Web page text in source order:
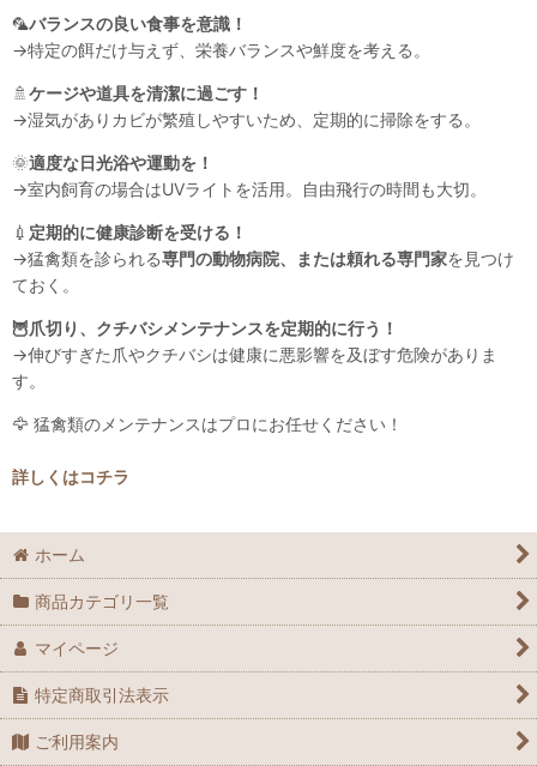
🦜バランスの良い食事を意識！
→特定の餌だけ与えず、栄養バランスや鮮度を考える。
🚿ケージや道具を清潔に過ごす！
→湿気がありカビが繁殖しやすいため、定期的に掃除をする。
🌞適度な日光浴や運動を！
→室内飼育の場合はUVライトを活用。自由飛行の時間も大切。
💉 定期的に健康診断を受ける！
→猛禽類を診られる専門の動物病院、または頼れる専門家を見つけ
ておく。
🦉爪切り、クチバシメンテナンスを定期的に行う！
→伸びすぎた爪やクチバシは健康に悪影響を及ぼす危険がありま
す。
🦅 猛禽類のメンテナンスはプロにお任せください！
詳しくはコチラ
ホーム
商品カテゴリ一覧
マイページ
特定商取引法表示
ご利用案内